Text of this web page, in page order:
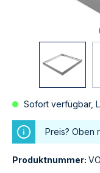
Sofort verfügbar,
Preis? Oben
Produktnummer: